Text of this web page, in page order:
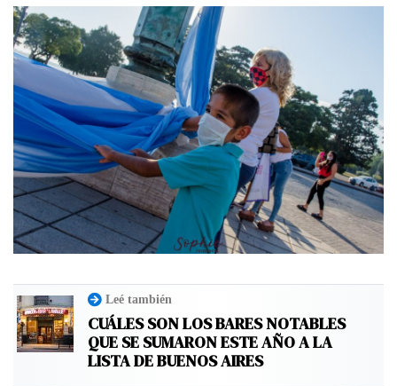
Leé también
CUÁLES SON LOS BARES NOTABLES
QUE SE SUMARON ESTE AÑO A LA
LISTA DE BUENOS AIRES